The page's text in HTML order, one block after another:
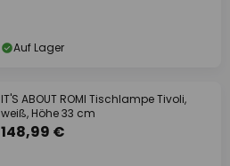
Auf Lager
IT'S ABOUT ROMI Tischlampe Tivoli,
weiß, Höhe 33 cm
148,99 €